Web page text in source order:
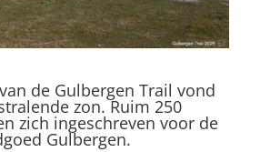
de Gulbergen Trail vond
zon. Ruim 250
zich ingeschreven voor de
Gulbergen.